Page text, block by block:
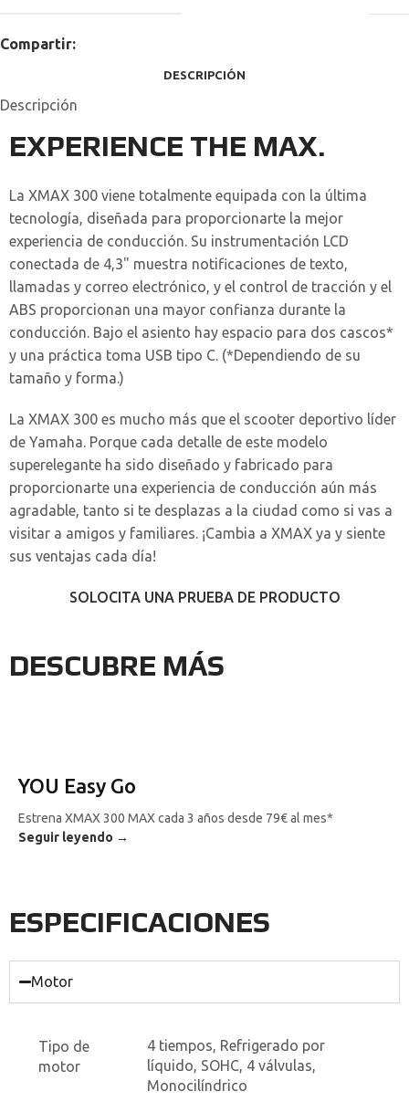
Compartir:
DESCRIPCIÓN
Descripción
EXPERIENCE THE MAX.
La XMAX 300 viene totalmente equipada con la última
tecnología, diseñada para proporcionarte la mejor
experiencia de conducción. Su instrumentación LCD
conectada de 4,3" muestra notificaciones de texto,
llamadas y correo electrónico, y el control de tracción y el
ABS proporcionan una mayor confianza durante la
conducción. Bajo el asiento hay espacio para dos cascos*
y una práctica toma USB tipo C. (*Dependiendo de su
tamaño y forma.)
La XMAX 300 es mucho más que el scooter deportivo líder
de Yamaha. Porque cada detalle de este modelo
superelegante ha sido diseñado y fabricado para
proporcionarte una experiencia de conducción aún más
agradable, tanto si te desplazas a la ciudad como si vas a
visitar a amigos y familiares. ¡Cambia a XMAX ya y siente
sus ventajas cada día!
SOLOCITA UNA PRUEBA DE PRODUCTO
DESCUBRE MÁS
YOU Easy Go
Estrena XMAX 300 MAX cada 3 años desde 79€ al mes*
Seguir leyendo →
ESPECIFICACIONES
Motor
Tipo de
motor
4 tiempos, Refrigerado por
líquido, SOHC, 4 válvulas,
Monocilíndrico